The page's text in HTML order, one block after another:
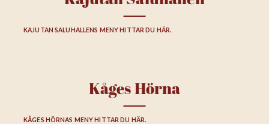
KAJUTAN SALUHALLENS MENY HITTAR DU HÄR.
Kåges Hörna
KÅGES HÖRNAS MENY HITTAR DU HÄR.